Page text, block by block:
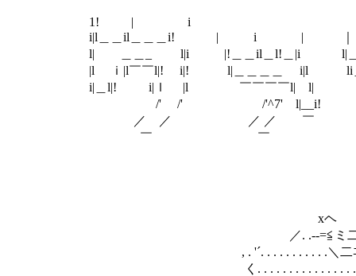
1! | i
i|l＿＿il＿＿＿i! | i |
l| ＿＿_ l|i |!＿＿il＿l!＿|i l|
|l ｉ|l￣￣l|! i|! l|＿＿＿＿ i|l li＿
i|＿l|! i|ｌ |l ￣￣￣￣l| l| ￣￣
/' /' /'^7' l|__i! il
／ ／ ／ ／
￣ ￣
xヘ ,.x'. . . -‐…━ｧ ,な
／. .-‐=≦ミ二ﾆ=-_. . . . / 〈. ,
, . '´. . . . . . . . . . .＼二ﾆ=-_. . ＞
く. . . . . . . . . . . . . . . . .＼二ﾆ=-_,／